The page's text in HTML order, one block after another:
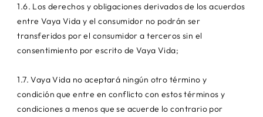
1.6. Los derechos y obligaciones derivados de los acuerdos
entre Vaya Vida y el consumidor no podrán ser
transferidos por el consumidor a terceros sin el
consentimiento por escrito de Vaya Vida;
1.7. Vaya Vida no aceptará ningún otro término y
condición que entre en conflicto con estos términos y
condiciones a menos que se acuerde lo contrario por